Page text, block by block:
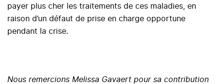
payer plus cher les traitements de ces maladies, en
raison d’un défaut de prise en charge opportune
pendant la crise.
Nous remercions Melissa Gavaert pour sa contribution